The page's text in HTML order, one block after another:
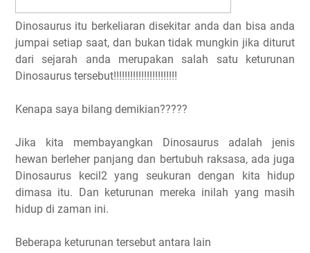
Dinosaurus itu berkeliaran disekitar anda dan bisa anda
jumpai setiap saat, dan bukan tidak mungkin jika diturut
dari sejarah anda merupakan salah satu keturunan
Dinosaurus tersebut!!!!!!!!!!!!!!!!!!!!!!!
Kenapa saya bilang demikian?????
Jika kita membayangkan Dinosaurus adalah jenis
hewan berleher panjang dan bertubuh raksasa, ada juga
Dinosaurus kecil2 yang seukuran dengan kita hidup
dimasa itu. Dan keturunan mereka inilah yang masih
hidup di zaman ini.
Beberapa keturunan tersebut antara lain